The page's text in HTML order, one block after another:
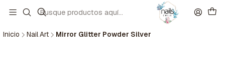
Inicio Nail Art Mirror Glitter Powder Silver